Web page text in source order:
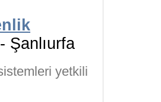
- Şanlıurfa
yetkili